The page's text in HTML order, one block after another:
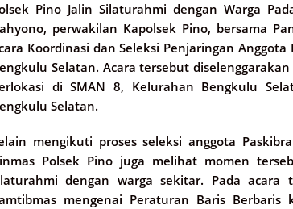
Pino Jalin Silaturahmi dengan Warga
perwakilan Kapolsek Pino, bersama
Koordinasi dan Seleksi Penjaringan
Selatan. Acara tersebut
di SMAN 8, Kelurahan Bengkulu
Selatan.
mengikuti proses seleksi anggota
Polsek Pino juga melihat momen
dengan warga sekitar. Pada acara
mengenai Peraturan Baris Berbaris